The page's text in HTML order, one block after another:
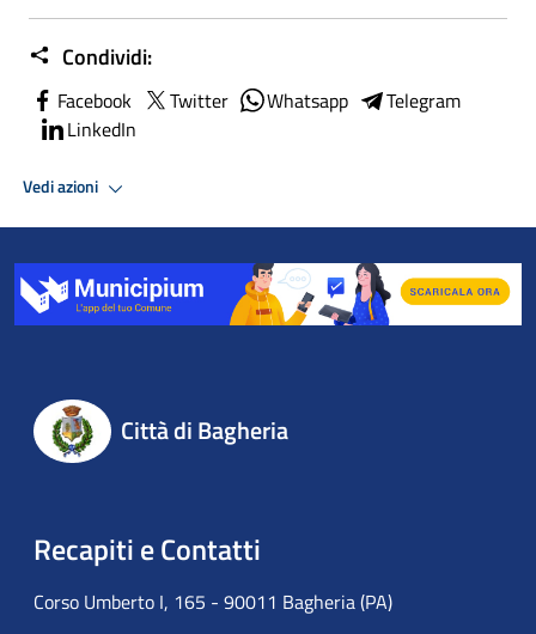
Condividi:
Facebook Twitter Whatsapp
Telegram
LinkedIn
Vedi azioni
Città di Bagheria
Recapiti e Contatti
Corso Umberto I, 165 - 90011 Bagheria (PA)